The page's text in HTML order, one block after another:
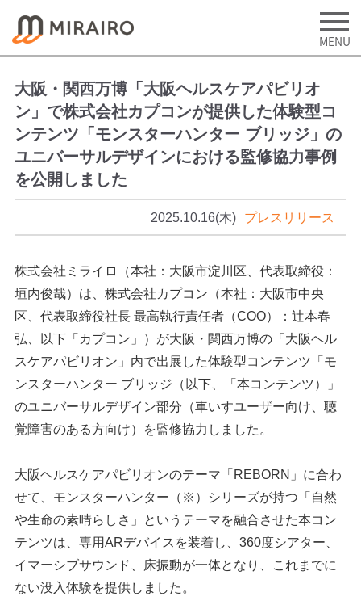
大阪・関西万博「大阪ヘルスケアパビリオ
ン」で株式会社カプコンが提供した体験型コ
ンテンツ「モンスターハンター ブリッジ」の
ユニバーサルデザインにおける監修協力事例
を公開しました
2025.10.16(木) プレスリリース
株式会社ミライロ（本社：大阪市淀川区、代表取締役：
垣内俊哉）は、株式会社カプコン（本社：大阪市中央
区、代表取締役社長 最高執行責任者（COO）：辻本春
弘、以下「カプコン」）が大阪・関西万博の「大阪ヘル
スケアパビリオン」内で出展した体験型コンテンツ「モ
ンスターハンター ブリッジ（以下、「本コンテンツ）」
のユニバーサルデザイン部分（車いすユーザー向け、聴
覚障害のある方向け）を監修協力しました。
大阪ヘルスケアパビリオンのテーマ「REBORN」に合わ
せて、モンスターハンター（※）シリーズが持つ「自然
や生命の素晴らしさ」というテーマを融合させた本コン
テンツは、専用ARデバイスを装着し、360度シアター、
イマーシブサウンド、床振動が一体となり、これまでに
ない没入体験を提供しました。